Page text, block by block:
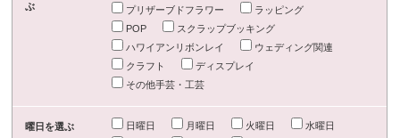
ぶ
プリザーブドフラワー
ラッピング
POP
スクラップブッキング
ハワイアンリボンレイ
ウェディング関連
クラフト
ディスプレイ
その他手芸・工芸
曜日を選ぶ 日曜日 月曜日 火曜日
水曜日